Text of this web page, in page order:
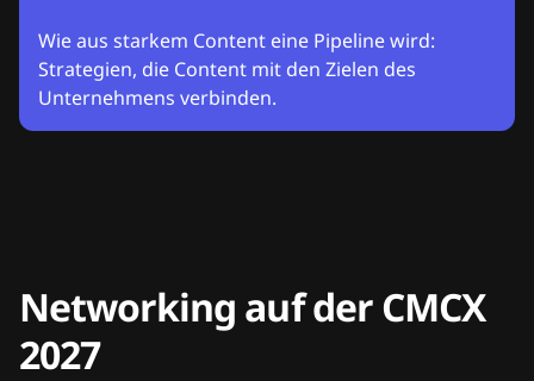
Wie aus starkem Content eine Pipeline wird:
Strategien, die Content mit den Zielen des
Unternehmens verbinden.
Networking auf der CMCX
2027